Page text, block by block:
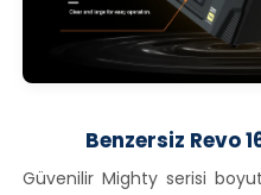
Benzersiz Revo
Güvenilir Mighty serisi